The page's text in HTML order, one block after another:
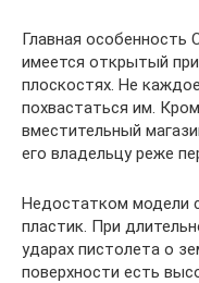
Главная особенность
имеется открытый
плоскостях. Не
похвастаться им.
вместительный
его владельцу реже
Недостатком модели
пластик. При
ударах пистолета о
поверхности есть